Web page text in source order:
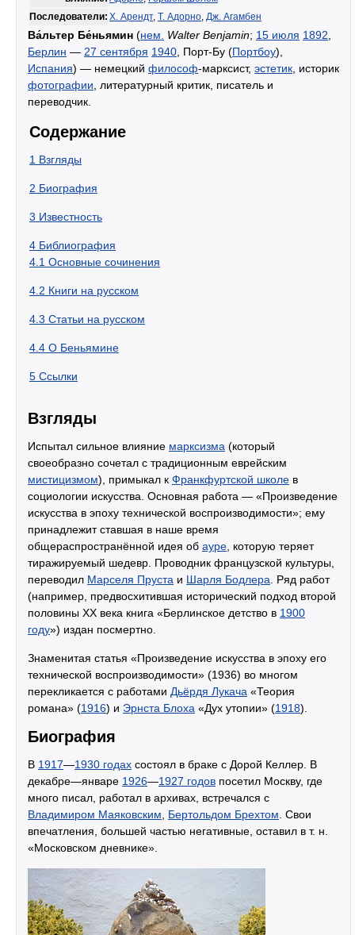
Последователи: Х. Арендт, Т. Адорно, Дж. Агамбен
Ва́льтер Бе́ньямин (нем. Walter Benjamin; 15 июля 1892
Берлин — 27 сентября 1940 , Порт-Бу (Портбоу),
Испания) — немецкий философ-марксист, эстетик , историк
фотографии , литературный критик, писатель и
переводчик.
Содержание
1 Взгляды
2 Биография
3 Известность
4 Библиография
4.1 Основные сочинения
4.2 Книги на русском
4.3 Статьи на русском
4.4 О Беньямине
5 Ссылки
Взгляды
Испытал сильное влияние марксизма (который
своеобразно сочетал с традиционным еврейским
мистицизмом), примыкал к Франкфуртской школе в
социологии искусства. Основная работа — «Произведение
искусства в эпоху технической воспроизводимости»; ему
принадлежит ставшая в наше время
общераспространённой идея об ауре , которую теряет
тиражируемый шедевр. Проводник французской культуры,
переводил Марселя Пруста и Шарля Бодлера . Ряд работ
(например, предвосхитившая исторический подход второй
половины XX века книга «Берлинское детство в 1900
году») издан посмертно.
Знаменитая статья «Произведение искусства в эпоху его
технической воспроизводимости» (1936) во многом
перекликается с работами Дьёрдя Лукача «Теория
романа» (1916) и Эрнста Блоха «Дух утопии» (1918).
Биография
В 1917—1930 годах состоял в браке с Дорой Келлер. В
декабре—январе 1926—1927 годов посетил Москву, где
много писал, работал в архивах, встречался с
Владимиром Маяковским
Бертольдом Брехтом . Свои
впечатления, большей частью негативные, оставил в т. н.
«Московском дневнике».